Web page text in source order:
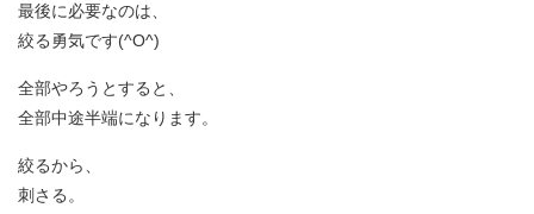
最後に必要なのは、
絞る勇気です(^O^)
全部やろうとすると、
全部中途半端になります。
絞るから、
刺さる。